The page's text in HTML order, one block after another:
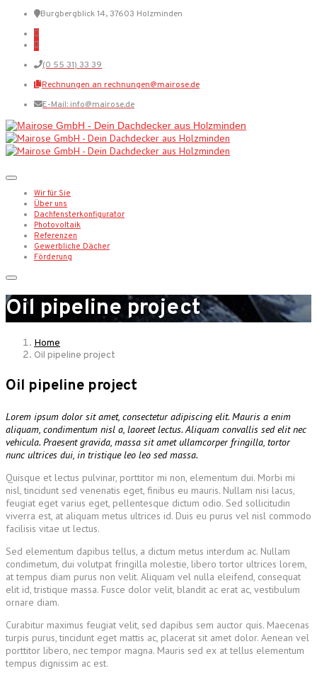
Burgbergblick 14, 37603 Holzminden
(0 55 31) 33 39
Rechnungen an rechnungen@mairose.de
E-Mail: info@mairose.de
Wir für Sie
Über uns
Dachfensterkonfigurator
Photovoltaik
Referenzen
Gewerbliche Dächer
Förderung
Oil pipeline project
Home
Oil pipeline project
Oil pipeline project
Lorem ipsum dolor sit amet, consectetur adipiscing elit. Mauris a enim
aliquam, condimentum nisl a, laoreet lectus. Aliquam convallis sed elit nec
vehicula. Praesent gravida, massa sit amet ullamcorper fringilla, tortor
nunc ultrices dui, in tristique leo leo sed massa.
Quisque et lectus pulvinar, porttitor mi non, elementum dui. Morbi mi
nisl, tincidunt sed venenatis eget, finibus eu mauris. Nullam nisi lacus,
feugiat eget varius eget, pellentesque dictum odio. Sed sollicitudin
viverra est, at aliquam metus ultrices id. Duis eu purus vel nisl commodo
facilisis vitae ut lectus.
Sed elementum dapibus tellus, a dictum metus interdum ac. Nullam
condimetum, dui volutpat fringilla molestie, libero tortor ultrices lorem,
at tempus diam purus non velit. Aliquam vel nulla eleifend, consequat
elit id, tristique massa. Fusce dolor velit, blandit ac erat ac, vestibulum
ornare diam.
Curabitur maximus feugiat velit, sed dapibus sem auctor quis. Maecenas
turpis purus, tincidunt eget mattis ac, placerat sit amet dolor. Aenean vel
porttitor libero, nec tempor magna. Mauris sed ex at tellus elementum
tempus dignissim ac est.